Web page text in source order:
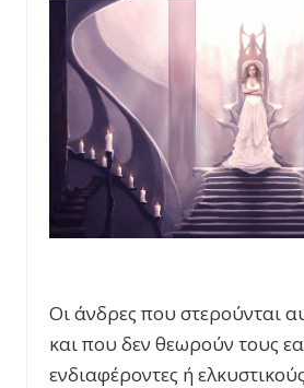
Οι άνδρες που στερούνται
και που δεν θεωρούν τους
ενδιαφέροντες ή